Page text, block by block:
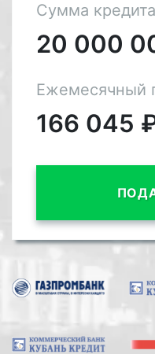
Сумма кредита
20 000
Ежемесячный
166 045